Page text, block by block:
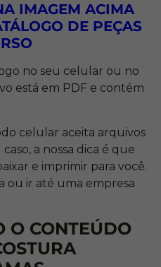
IMAGEM ACIMA
DE PEÇAS
no seu celular ou no
está em PDF e contém
celular aceita arquivos
a nossa dica é que
e imprimir para você.
ou ir até uma empresa
O CONTEÚDO